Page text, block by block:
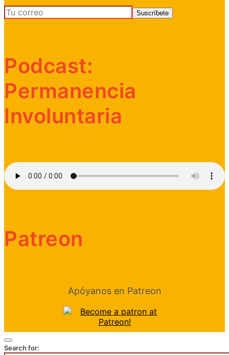
Podcast:
Permanencia
Involuntaria
Patreon
Apóyanos en Patreon
Search for: